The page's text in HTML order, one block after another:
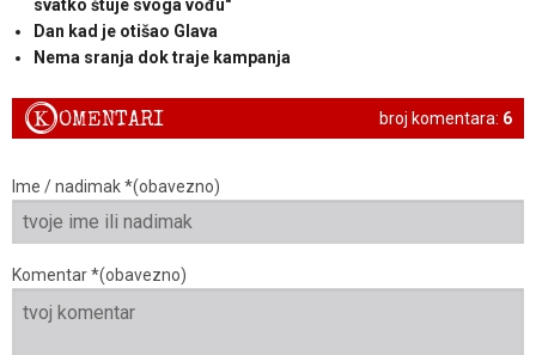
svatko štuje svoga vođu"
Dan kad je otišao Glava
Nema sranja dok traje kampanja
broj komentara: 6
KOMENTARI
Ime / nadimak *(obavezno)
Komentar *(obavezno)